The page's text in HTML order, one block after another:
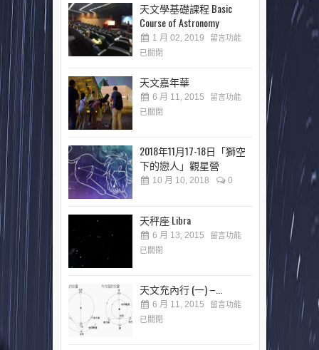
天文學基礎課程 Basic
Course of Astronomy
1 月 02, 2019
留言功能
已關閉
天文嘉年華
6 月 11, 2015
留言功能
已關閉
2018年11月17-18日「獅空
下的戀人」觀星營
10 月 10, 2018 0
天秤座 Libra
6 月 13, 2015
留言功能
已關閉
天文充內行 (一) –...
6 月 11, 2015
留言功能
已關閉